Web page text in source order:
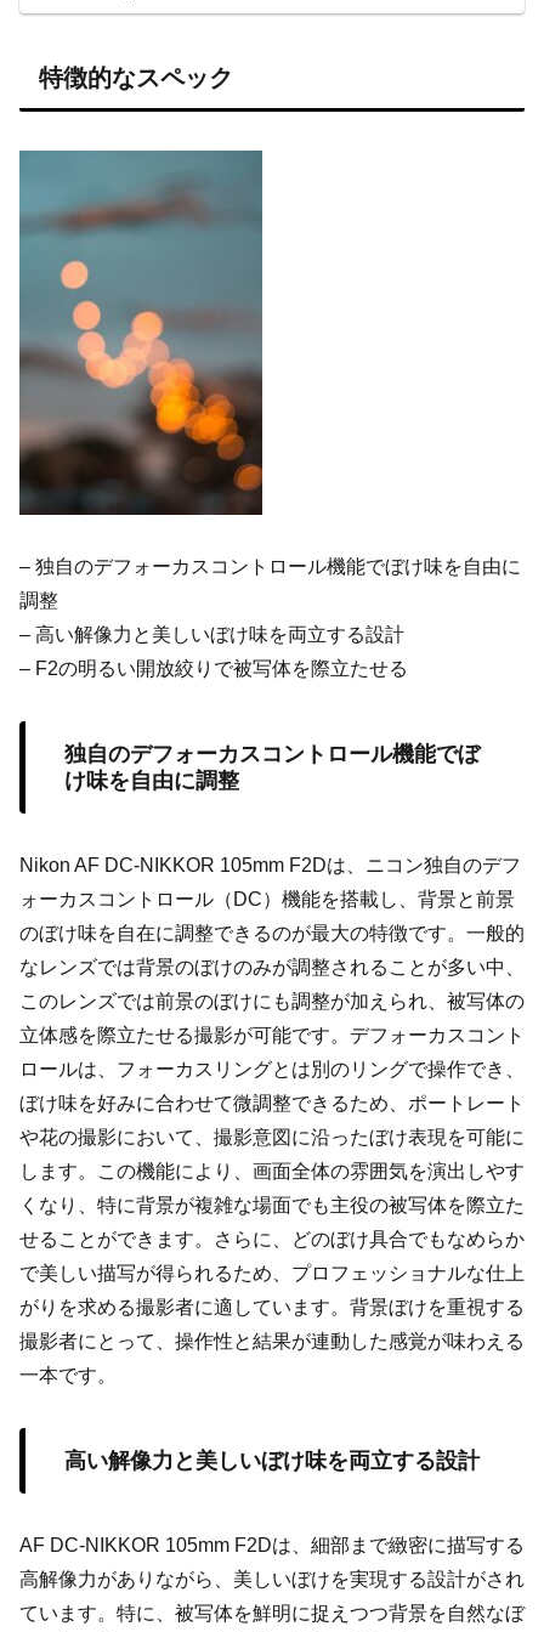
特徴的なスペック
– 独自のデフォーカスコントロール機能でぼけ味を自由に
調整
– 高い解像力と美しいぼけ味を両立する設計
– F2の明るい開放絞りで被写体を際立たせる
独自のデフォーカスコントロール機能でぼ
け味を自由に調整
Nikon AF DC-NIKKOR 105mm F2Dは、ニコン独自のデフ
ォーカスコントロール（DC）機能を搭載し、背景と前景
のぼけ味を自在に調整できるのが最大の特徴です。一般的
なレンズでは背景のぼけのみが調整されることが多い中、
このレンズでは前景のぼけにも調整が加えられ、被写体の
立体感を際立たせる撮影が可能です。デフォーカスコント
ロールは、フォーカスリングとは別のリングで操作でき、
ぼけ味を好みに合わせて微調整できるため、ポートレート
や花の撮影において、撮影意図に沿ったぼけ表現を可能に
します。この機能により、画面全体の雰囲気を演出しやす
くなり、特に背景が複雑な場面でも主役の被写体を際立た
せることができます。さらに、どのぼけ具合でもなめらか
で美しい描写が得られるため、プロフェッショナルな仕上
がりを求める撮影者に適しています。背景ぼけを重視する
撮影者にとって、操作性と結果が連動した感覚が味わえる
一本です。
高い解像力と美しいぼけ味を両立する設計
AF DC-NIKKOR 105mm F2Dは、細部まで緻密に描写する
高解像力がありながら、美しいぼけを実現する設計がされ
ています。特に、被写体を鮮明に捉えつつ背景を自然なぼ